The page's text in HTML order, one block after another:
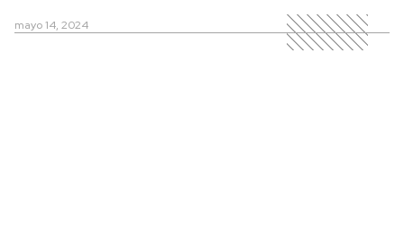
mayo 14, 2024